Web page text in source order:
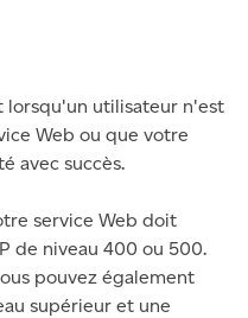
lorsqu'un utilisateur n'est
Web ou que votre
avec succès.
service Web doit
de niveau 400 ou 500.
pouvez également
supérieur et une